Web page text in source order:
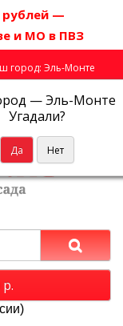
рублей —
и МО в ПВЗ
город: Эль-Монте
—Эль-Монте
Угадали?
кабинет